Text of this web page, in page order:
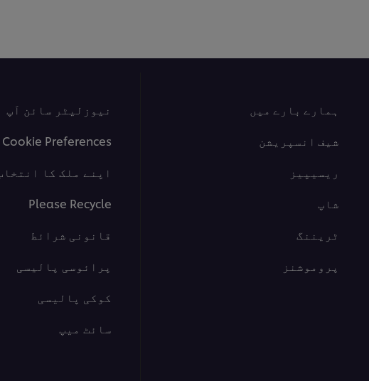
ہمارے بارے میں
شیف انسپریشن
ریسیپیز
شاپ
ٹریننگ
پروموشنز
نیوزلیٹر سائن اَپ
Cookie Preferences
اپنے ملک کا
Please Recycle
قانونی شرائط
پرائوسی پالیسی
کوکی پالیسی
سائٹ میپ